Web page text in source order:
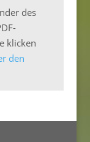
des
klicken
den